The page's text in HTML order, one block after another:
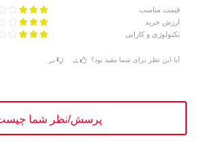
قیمت مناسب
ارزش خرید
تکنولوژی و کارایی
آیا این نظر برای شما مفید بود؟ بله خیر
پرسش/نظر شما